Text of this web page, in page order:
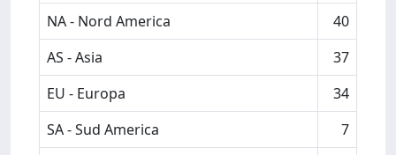
NA - Nord America
40
AS - Asia
37
EU - Europa
34
SA - Sud America
7